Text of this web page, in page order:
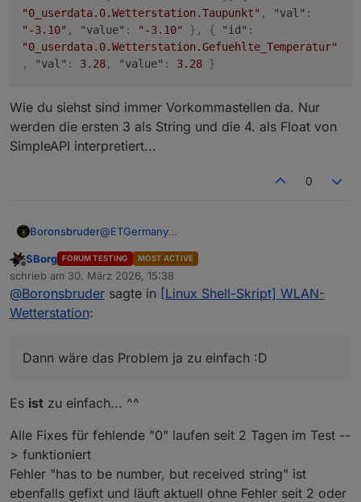
0.762
"0_userdata.0.Wetterstation.Taupunkt" , "val" :
"-3.10" , "value" : "-3.10" } , { "id" :
"0_userdata.0.Wetterstation.Gefuehlte_Temperatur"
,
"val" : 3.28, "value" : 3.28 }
Wie du siehst sind immer Vorkommastellen da. Nur
werden die ersten 3 als String und die 4. als Float von
SimpleAPI interpretiert...
0
Boronsbruder@ETGermany
Wie du siehst sind immer Vorkommastellen da.
Nur werden die ersten 3 als String und die 4. als
Offline
SBorg FORUM TESTING MOST ACTIVE
schrieb am 30. März 2026, 15:38
zuletzt editiert von
@Boronsbruder sagte in [Linux Shell-Skript] WLAN-
Wetterstation:
Dann wäre das Problem ja zu einfach :D
Es ist zu einfach... ^^
Alle Fixes für fehlende "0" laufen seit 2 Tagen im Test --
> funktioniert
Fehler "has to be number, but received string" ist
ebenfalls gefixt und läuft aktuell ohne Fehler seit 2 oder